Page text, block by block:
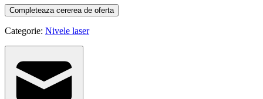
Completeaza cererea de oferta
Categorie: Nivele laser